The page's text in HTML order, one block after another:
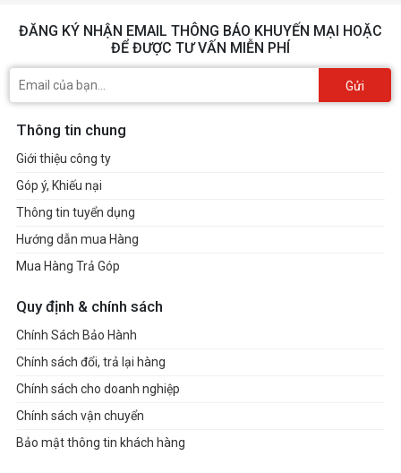
ĐĂNG KÝ NHẬN EMAIL THÔNG BÁO KHUYẾN MẠI HOẶC
ĐỂ ĐƯỢC TƯ VẤN MIỄN PHÍ
Gửi
Thông tin chung
Giới thiệu công ty
Góp ý, Khiếu nại
Thông tin tuyển dụng
Hướng dẫn mua Hàng
Mua Hàng Trả Góp
Quy định & chính sách
Chính Sách Bảo Hành
Chính sách đổi, trả lại hàng
Chính sách cho doanh nghiệp
Chính sách vận chuyển
Bảo mật thông tin khách hàng